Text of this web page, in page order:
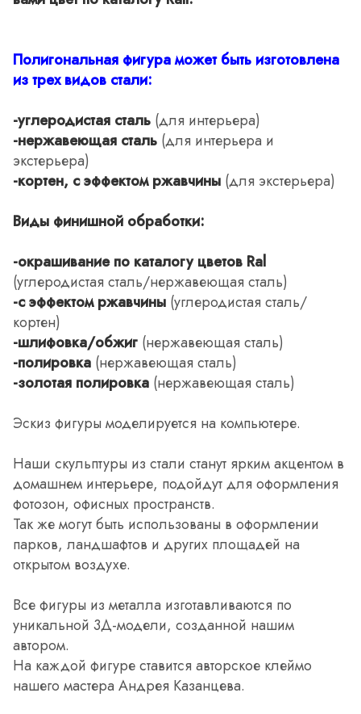
Полигональная фигура может быть изготовлена
из трех видов стали:
-углеродистая сталь (для интерьера)
-нержавеющая сталь (для интерьера и
экстерьера)
-кортен, с эффектом ржавчины (для экстерьера)
Виды финишной обработки:
-окрашивание по каталогу цветов Ral
(углеродистая сталь/нержавеющая сталь)
-с эффектом ржавчины (углеродистая сталь/
кортен)
-шлифовка/обжиг (нержавеющая сталь)
-полировка (нержавеющая сталь)
-золотая полировка (нержавеющая сталь)
Эскиз фигуры моделируется на компьютере.
Наши скульптуры из стали станут ярким акцентом в
домашнем интерьере, подойдут для оформления
фотозон, офисных пространств.
Так же могут быть использованы в оформлении
парков, ландшафтов и других площадей на
открытом воздухе.
Все фигуры из металла изготавливаются по
уникальной 3Д-модели, созданной нашим
автором.
На каждой фигуре ставится авторское клеймо
нашего мастера Андрея Казанцева.